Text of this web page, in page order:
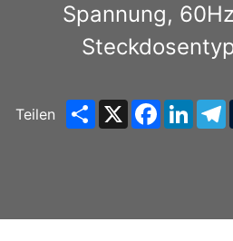
Spannung,
Teilen ShareX Facebook